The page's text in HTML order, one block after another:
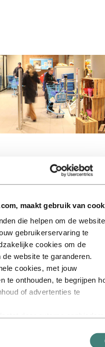
maakt gebruik van
die helpen om de website
gebruikerservaring te
cookies om de
website te garanderen.
cookies, met jouw
te onthouden, te begrijpen
of advertenties te
informatie die zij via jouw
een strakke
service en snelle
topsegment op het gebied van